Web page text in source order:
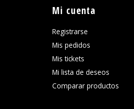
Mi cuenta
Registrarse
Mis pedidos
Mis tickets
Mi lista de deseos
Comparar productos